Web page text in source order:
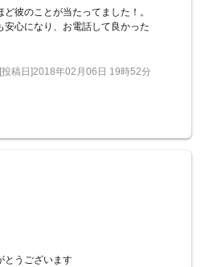
彼のことが当たってました！。
心になり、お電話して良かった
[投稿日]2018年02月06日 19時52分
とうございます